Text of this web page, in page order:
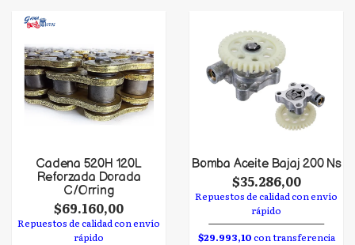
Cadena 520H 120L
Reforzada Dorada
C/Orring
$69.160,00
Repuestos de calidad con envío
rápido
Bomba Aceite Bajaj 200 Ns
$35.286,00
Repuestos de calidad con envío
rápido
$29.993,10con transferencia